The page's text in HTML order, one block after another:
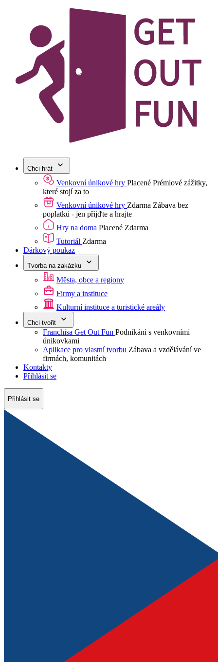
Chci hrát
Venkovní únikové hry Placené Prémiové zážitky,
které stojí za to
Venkovní únikové hry Zdarma Zábava bez
poplatků - jen přijďte a hrajte
Hry na doma Placené Zdarma
Tutoriál Zdarma
Dárkový poukaz
Tvorba na zakázku
Města, obce a regiony
Firmy a instituce
Kulturní instituce a turistické areály
Chci tvořit
Franchisa Get Out Fun Podnikání s venkovními
únikovkami
Aplikace pro vlastní tvorbu Zábava a vzdělávání ve
firmách, komunitách
Kontakty
Přihlásit se
Přihlásit se